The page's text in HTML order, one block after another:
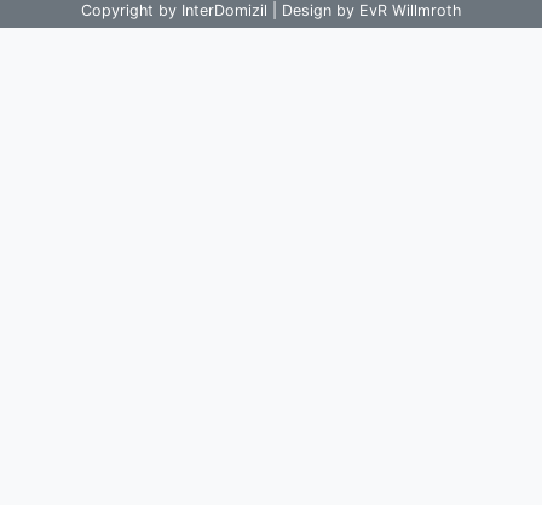
Copyright by InterDomizil | Design by EvR Willmroth